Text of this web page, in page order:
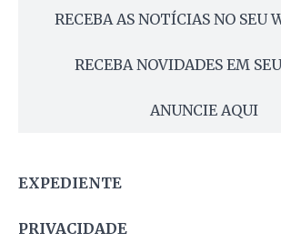
RECEBA AS NOTÍCIAS NO SEU
RECEBA NOVIDADES EM
ANUNCIE AQUI
EXPEDIENTE
PRIVACIDADE